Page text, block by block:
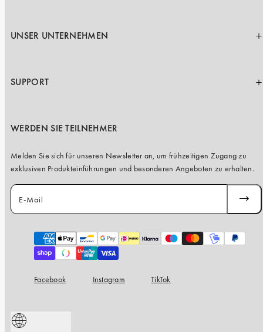
UNSER UNTERNEHMEN
SUPPORT
WERDEN SIE TEILNEHMER
Melden Sie sich für unseren Newsletter an, um frühzeitigen Zugang zu
exklusiven Produkteinführungen und besonderen Angeboten zu erhalten.
E-Mail
Zahlungsarten
Facebook Instagram TikTok